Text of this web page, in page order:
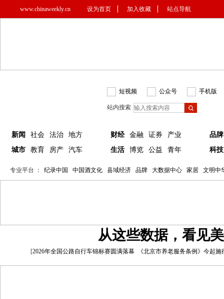
www.chinaweekly.cn 设为首页 加入收藏 站点导航
短视频 公众号 手机版
站内搜索
新闻 社会 法治
地方
城市
教育 房产 汽车
财经 金融 证券
产业
生活
博览 公益 青年
品牌
科技
专业平台 ： 纪录中国 中国酒文化 县域经济 品牌 大数据中心 家居 文明中
从这些数据，看见
[2026年全国公路自行车锦标赛圆满落幕 《北京市养老服务条例》今起施